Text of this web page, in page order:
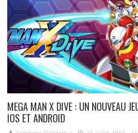
MEGA MAN X DIVE : UN NOUVEAU
IOS ET ANDROID